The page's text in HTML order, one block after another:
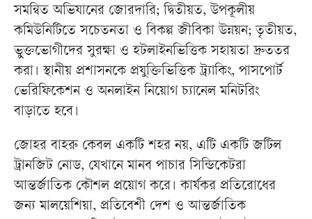
সমন্বিত অভিযানের জোরদারি; দ্বিতীয়ত, উপকূলীয়
কমিউনিটিতে সচেতনতা ও বিকল্প জীবিকা উন্নয়ন; তৃতীয়ত,
ভুক্তভোগীদের সুরক্ষা ও হটলাইনভিত্তিক সহায়তা দ্রুততর
করা। স্থানীয় প্রশাসনকে প্রযুক্তিভিত্তিক ট্র্যাকিং, পাসপোর্ট
ভেরিফিকেশন ও অনলাইন নিয়োগ চ্যানেল মনিটরিং
বাড়াতে হবে।
জোহর বাহরু কেবল একটি শহর নয়, এটি একটি জটিল
ট্রানজিট নোড, যেখানে মানব পাচার সিন্ডিকেটরা
আন্তর্জাতিক কৌশল প্রয়োগ করে। কার্যকর প্রতিরোধের
জন্য মালয়েশিয়া, প্রতিবেশী দেশ ও আন্তর্জাতিক